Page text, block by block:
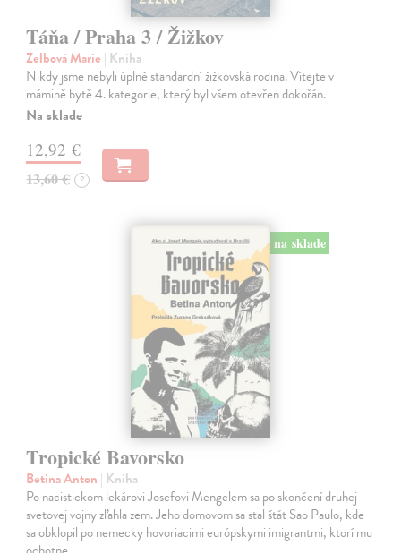
Táňa / Praha 3 / Žižkov
Zelbová Marie | Kniha
Nikdy jsme nebyli úplně standardní žižkovská rodina. Vítejte v
mámině bytě 4. kategorie, který byl všem otevřen dokořán.
Na sklade
12,92 €
13,60 € ?
na sklade
Tropické Bavorsko
Betina Anton | Kniha
Po nacistickom lekárovi Josefovi Mengelem sa po skončení druhej
svetovej vojny zľahla zem. Jeho domovom sa stal štát Sao Paulo, kde
sa obklopil po nemecky hovoriacimi európskymi imigrantmi, ktorí mu